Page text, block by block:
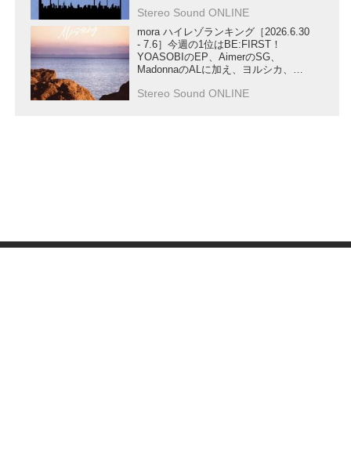
from HoneyWorksのSG、輪堂千速、
『超かぐや姫！』の楽曲など注目作が
ランクイン！
Stereo Sound ONLINE
mora ハイレゾランキング［2026.6.30
- 7.6］今週の1位はBE:FIRST！
YOASOBIのEP、AimerのSG、
MadonnaのALに加え、ヨルシカ、星
空スバルの新曲や『超かぐや姫！』、
Stereo Sound ONLINE